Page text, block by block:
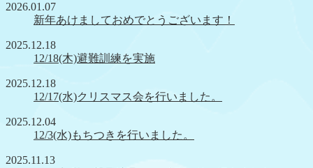
2026.01.07
新年あけましておめでとうございます！
2025.12.18
12/18(木)避難訓練を実施
2025.12.18
12/17(水)クリスマス会を行いました。
2025.12.04
12/3(水)もちつきを行いました。
2025.11.13